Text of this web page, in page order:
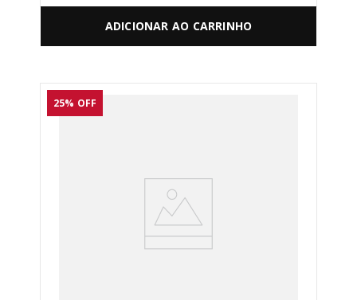
ADICIONAR AO CARRINHO
25% OFF